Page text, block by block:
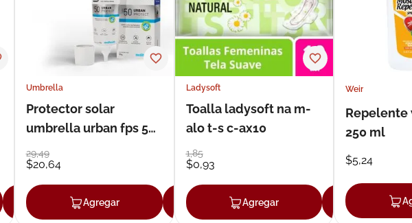
Agregar
Umbrella
Protector solar
umbrella urban fps 50
50 g
29,49
$20,64
Agregar Agregar
Ladysoft
Toalla ladysoft na m-
alo t-s c-ax10
1,85
$0,93
Agregar
Weir
Repelente
250 ml
$5,24